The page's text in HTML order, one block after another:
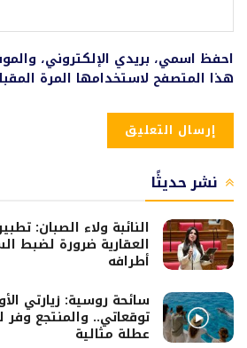
احفظ اسمي، بريدي الإلكتروني،
هذا المتصفح لاستخدامها المرة
نشر حديثًا
النائبة ولاء الصبان:
العقارية ضرورة لضبط
أطرافه
سائحة روسية: زيارتي
توقعاتي.. والمنتجع
عطلة مثالية